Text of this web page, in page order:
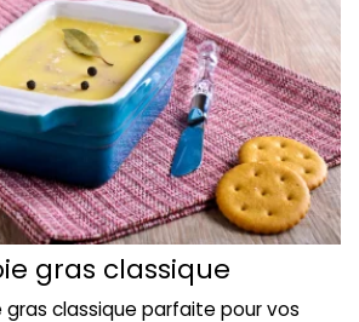
gras classique
gras classique parfaite pour vos